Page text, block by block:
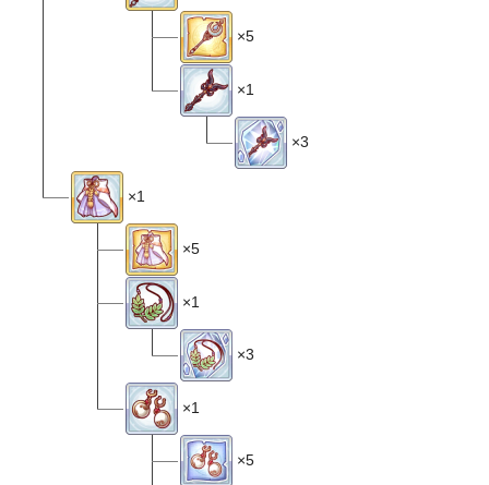
×5
×1
×3
×1
×5
×1
×3
×1
×5